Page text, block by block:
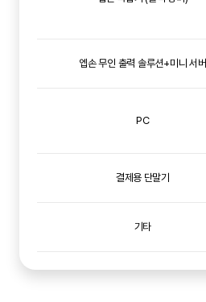
엡손 무인 출력 솔루션+미니 서버
PC
결제용 단말기
기타